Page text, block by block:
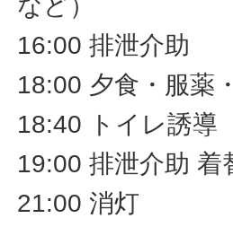
など）
16:00 排泄介助
18:00 夕食・服薬
18:40 トイレ誘導
19:00 排泄介助 着
21:00 消灯